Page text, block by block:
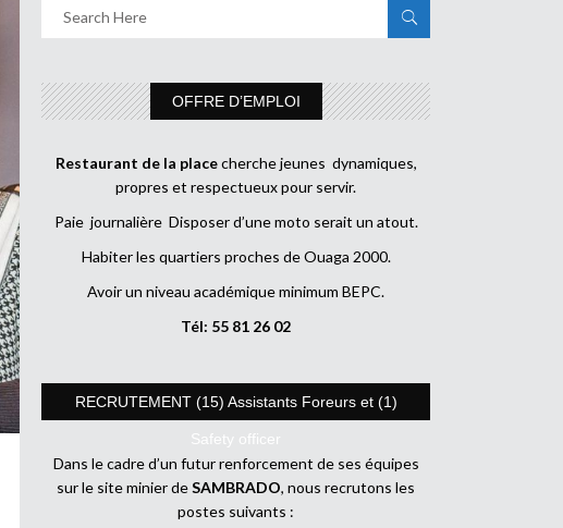
OFFRE D’EMPLOI
Restaurant de la placecherche jeunes dynamiques,
propres et respectueux pour servir.
Paie journalière Disposer d’une moto serait un atout.
Habiter les quartiers proches de Ouaga 2000.
Avoir un niveau académique minimum BEPC.
Tél: 55 81 26 02
RECRUTEMENT (15) Assistants Foreurs et (1)
Safety officer
Dans le cadre d’un futur renforcement de ses équipes
sur le site minier deSAMBRADO, nous recrutons les
postes suivants :